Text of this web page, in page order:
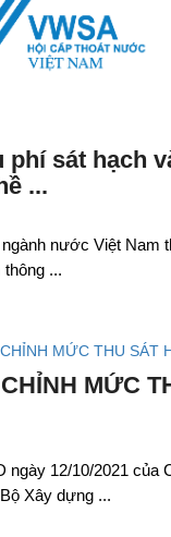
sát hạch
...
nước Việt Nam
...
MỨC
ngày 12/10/2021 của
Xây dựng ...